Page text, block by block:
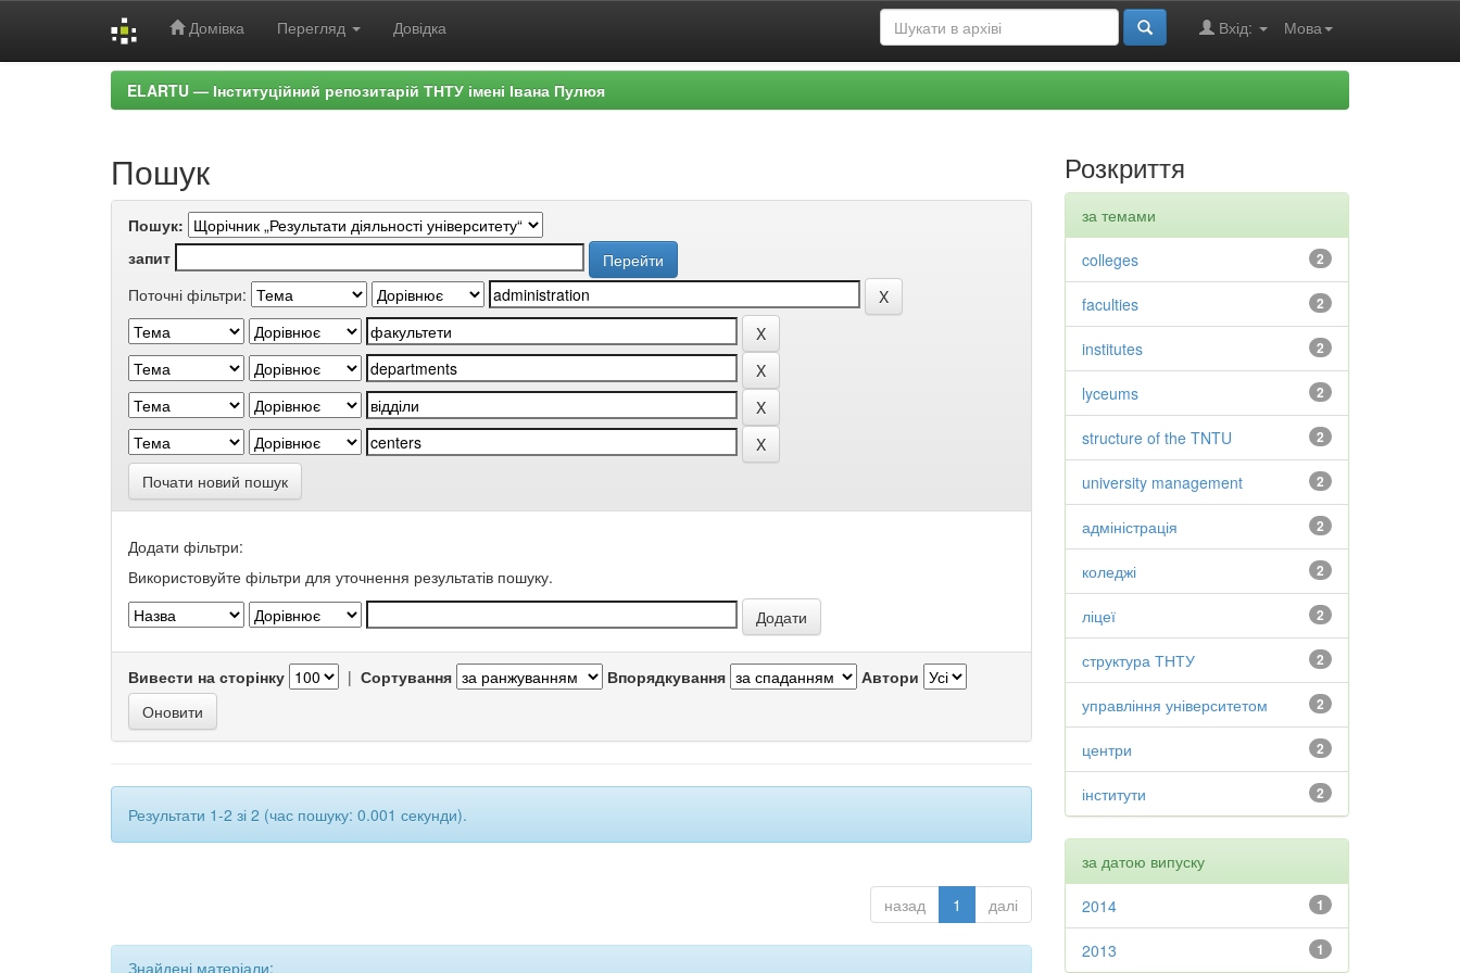
Домівка Перегляд Довідка Мова
Вхід:
ELARTU — Інституційний репозитарій ТНТУ імені Івана Пулюя
Пошук
Пошук:
запит
Поточні фільтри:
Почати новий пошук
Додати фільтри:
Використовуйте фільтри для уточнення результатів пошуку.
Вивести на сторінку | Сортування Впорядкування Автори
Результати 1-2 зі 2 (час пошуку: 0.001 секунди).
назад 1 далі
Знайдені матеріали:
Розкриття
за темами
2
colleges
2
faculties
2
institutes
2
lyceums
2
structure of the TNTU
2
university management
2
адміністрація
2
коледжі
2
ліцеї
2
структура ТНТУ
2
управління університетом
2
центри
2
інститути
за датою випуску
1
2014
1
2013